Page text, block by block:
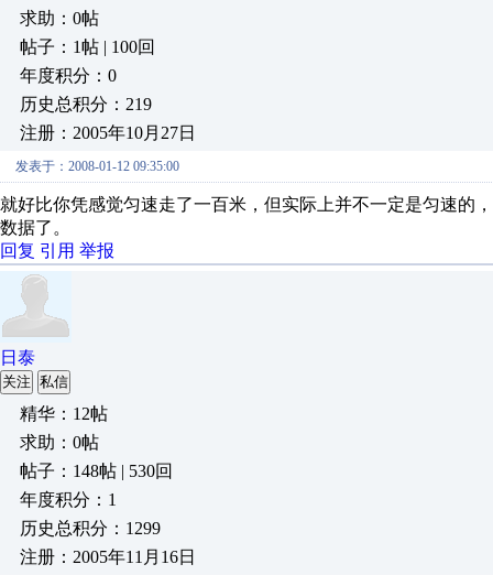
求助：0帖
帖子：1帖 | 100回
年度积分：0
历史总积分：219
注册：2005年10月27日
发表于：2008-01-12 09:35:00
就好比你凭感觉匀速走了一百米，但实际上并不一定是匀速的
数据了。
回复 引用 举报
日泰
关注 私信
精华：12帖
求助：0帖
帖子：148帖 | 530回
年度积分：1
历史总积分：1299
注册：2005年11月16日